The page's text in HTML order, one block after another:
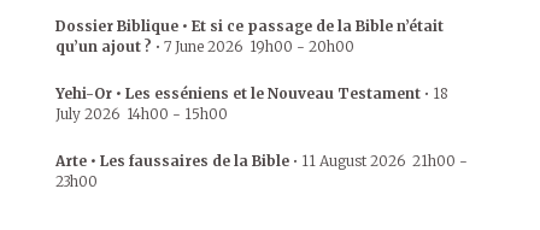
Dossier Biblique • Et si ce passage de la Bible n’était
qu’un ajout ? • 7 June 2026 19h00 - 20h00
Yehi-Or • Les esséniens et le Nouveau Testament • 18
July 2026 14h00 - 15h00
Arte • Les faussaires de la Bible • 11 August 2026 21h00 -
23h00